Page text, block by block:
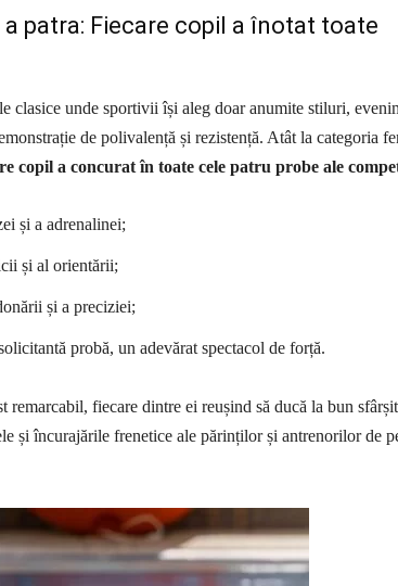
patra: Fiecare copil a înotat toate
clasice unde sportivii își aleg doar anumite stiluri,
de polivalență și rezistență. Atât la categoria
copil a concurat în toate cele patru probe ale
și a adrenalinei;
și al orientării;
și a preciziei;
probă, un adevărat spectacol de forță.
fiecare dintre ei reușind să ducă la bun
și încurajările frenetice ale părinților și antrenorilor de